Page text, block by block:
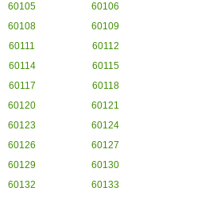
60105
60106
60108
60109
60111
60112
60114
60115
60117
60118
60120
60121
60123
60124
60126
60127
60129
60130
60132
60133